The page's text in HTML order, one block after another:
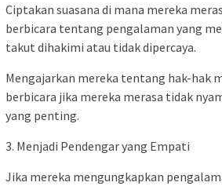
Ciptakan suasana di mana mereka
berbicara tentang pengalaman yang
takut dihakimi atau tidak dipercaya.
Mengajarkan mereka tentang hak-hak
berbicara jika mereka merasa tidak
yang penting.
3. Menjadi Pendengar yang Empati
Jika mereka mengungkapkan